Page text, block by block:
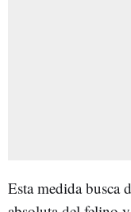
Esta medida busca